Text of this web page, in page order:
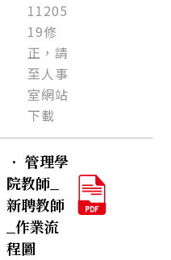
11205
19修
正，請
至人事
室網站
下載
． 管理學
院教師_
新聘教師
_作業流
程圖